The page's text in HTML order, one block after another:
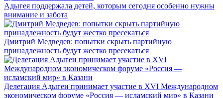
Адыгея поддержала детей, которым сегодня особенно нужны
внимание и забота
Дмитрий Медведев: попытки скрыть партийную
принадлежность будут жестко пресекаться
Делегация Адыгеи принимает участие в XVI Международном
экономическом форуме «Россия — исламский мир» в Казани